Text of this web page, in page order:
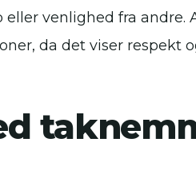
venlighed fra andre.
da det viser respekt